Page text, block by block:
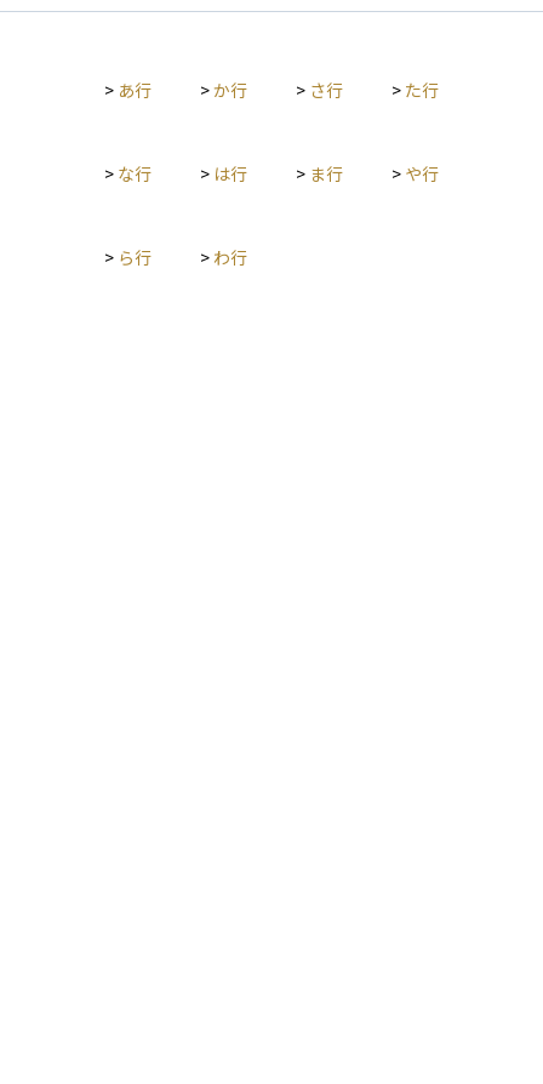
> あ行 >か行 > さ行 > た行
> な行 > は行 > ま行 > や行
> ら行 > わ行